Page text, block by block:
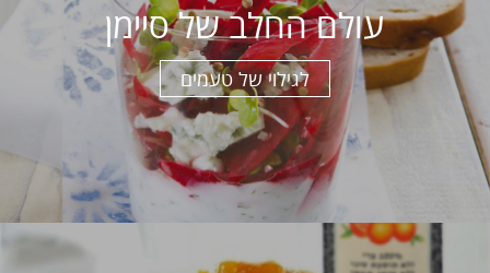
עולם החלב של סיימן
לגילוי של טעמים